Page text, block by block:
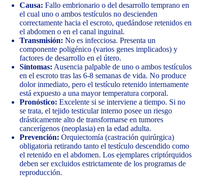
Causa: Fallo embrionario o del desarrollo temprano en
el cual uno o ambos testículos no descienden
correctamente hacia el escroto, quedándose retenidos en
el abdomen o en el canal inguinal.
Transmisión: No es infecciosa. Presenta un
componente poligénico (varios genes implicados) y
factores de desarrollo en el útero.
Síntomas: Ausencia palpable de uno o ambos testículos
en el escroto tras las 6-8 semanas de vida. No produce
dolor inmediato, pero el testículo retenido internamente
está expuesto a una mayor temperatura corporal.
Pronóstico: Excelente si se interviene a tiempo. Si no
se trata, el tejido testicular interno posee un riesgo
drásticamente alto de transformarse en tumores
cancerígenos (neoplasia) en la edad adulta.
Prevención: Orquiectomía (castración quirúrgica)
obligatoria retirando tanto el testículo descendido como
el retenido en el abdomen. Los ejemplares criptórquidos
deben ser excluidos estrictamente de los programas de
reproducción.